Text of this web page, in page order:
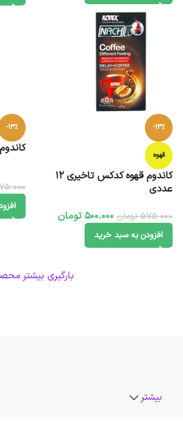
-13%
قهوه
کاندوم قهوه کدکس تاخیری 12
عددی
575.000 تومان 500.000تومان
افزودن به سبد خرید
-13%
کاندوم
بارگیری بیشتر
بیشتر